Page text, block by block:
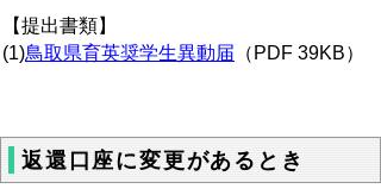
【提出書類】
(1)鳥取県育英奨学生異動届 （PDF 39KB）
返還口座に変更があるとき